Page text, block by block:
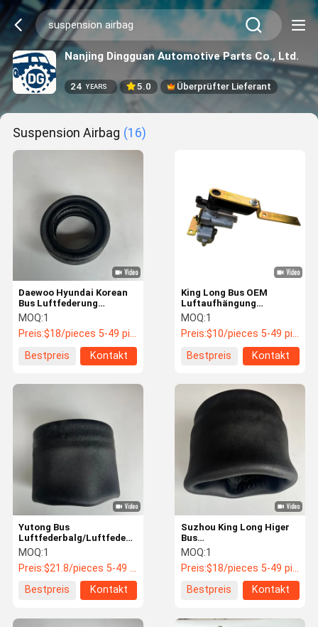
Nanjing Dingguan Automotive Parts Co., Ltd.
24 YEARS 5.0 Überprüfter Lieferant
Suspension Airbag (16)
Daewoo Hyundai Korean
Bus Luftfederung
Feder/Luftsack 769
MOQ:1
Preis:$18/pieces 5-49 pieces
Bestpreis
Kontakt
King Long Bus OEM
Luftaufhängung
Höhenregelungsventil
90554147 Automatische
Anpassung Metallbus
MOQ:1
Preis:$10/pieces 5-49 pieces
Bestpreis
Kontakt
Yutong Bus
Luftfederbalg/Luftfeder
876/2931-00963
MOQ:1
Preis:$21.8/pieces 5-49 pieces
Bestpreis
Kontakt
Suzhou King Long Higer
Bus
Luftfederbalg/Luftfeder
644
MOQ:1
Preis:$18/pieces 5-49 pieces
Bestpreis
Kontakt